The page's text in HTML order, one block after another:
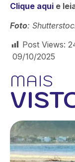
Clique aqui e
Foto:
Post Views:
09/10/2025
MAIS